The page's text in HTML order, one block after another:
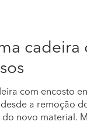
cadeira
com encosto
desde a remoção
novo material.